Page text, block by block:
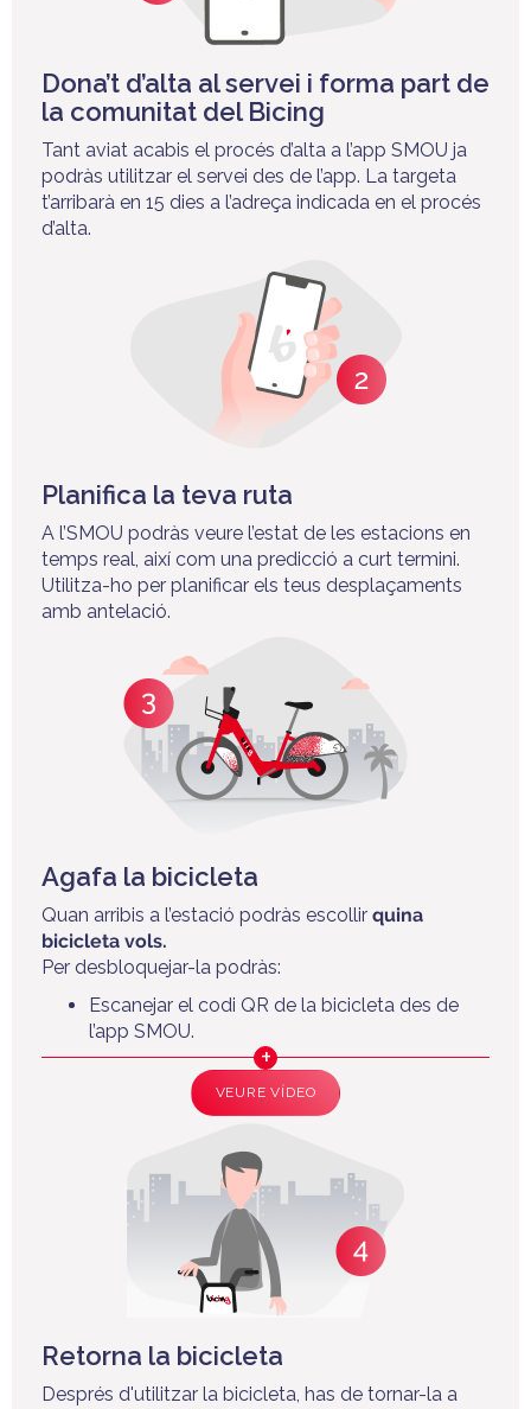
Dona’t d’alta al servei i forma part de
la comunitat del Bicing
Tant aviat acabis el procés d’alta a l’app SMOU ja
podràs utilitzar el servei des de l’app. La targeta
t’arribarà en 15 dies a l’adreça indicada en el procés
d’alta.
Planifica la teva ruta
A l’SMOU podràs veure l’estat de les estacions en
temps real, així com una predicció a curt termini.
Utilitza-ho per planificar els teus desplaçaments
amb antelació.
Agafa la bicicleta
Quan arribis a l’estació podràs escollir quina
bicicleta vols.
Per desbloquejar-la podràs:
Escanejar el codi QR de la bicicleta des de
l’app SMOU.
VEURE VÍDEO
Retorna la bicicleta
Després d'utilitzar la bicicleta, has de tornar-la a